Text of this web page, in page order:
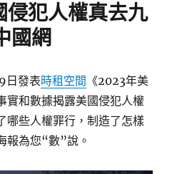
侵犯人權真去九
國網
日發表時租空間 《2023年美
實和數據揭露美國侵犯人權
哪些人權罪行，制造了怎樣
報為您“數”說。